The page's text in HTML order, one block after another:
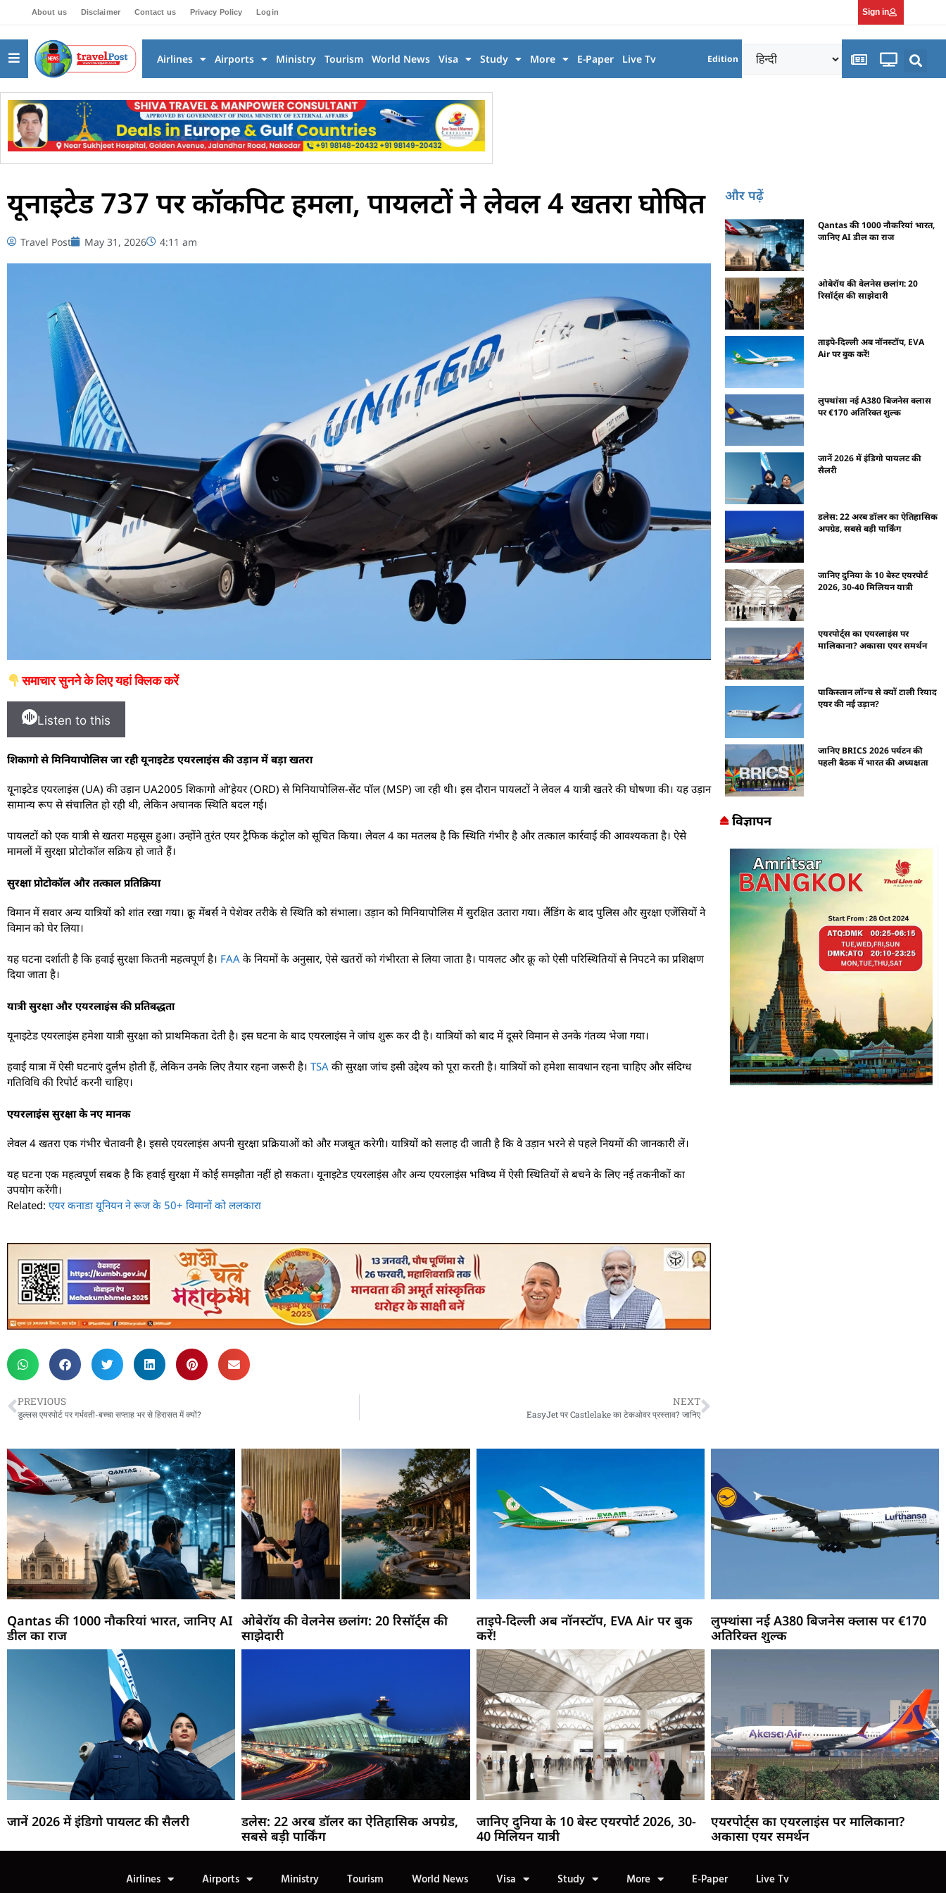
About us Disclaimer Contact us Privacy Policy Login Sign in
Airlines Airports Ministry Tourism World News Visa Study More E-Paper Live Tv Edition
यूनाइटेड 737 पर कॉकपिट हमला, पायलटों ने लेवल 4 खतरा घोषित
Travel Post May 31, 2026 4:11 am
समाचार सुनने के लिए यहां क्लिक करें
Listen to this
शिकागो से मिनियापोलिस जा रही यूनाइटेड एयरलाइंस की उड़ान में बड़ा खतरा
यूनाइटेड एयरलाइंस (UA) की उड़ान UA2005 शिकागो ओ’हेयर (ORD) से मिनियापोलिस-सेंट पॉल (MSP) जा रही थी। इस दौरान पायलटों ने लेवल 4 यात्री खतरे की घोषणा की। यह उड़ान
सामान्य रूप से संचालित हो रही थी, लेकिन अचानक स्थिति बदल गई।
पायलटों को एक यात्री से खतरा महसूस हुआ। उन्होंने तुरंत एयर ट्रैफिक कंट्रोल को सूचित किया। लेवल 4 का मतलब है कि स्थिति गंभीर है और तत्काल कार्रवाई की आवश्यकता है। ऐसे
मामलों में सुरक्षा प्रोटोकॉल सक्रिय हो जाते हैं।
सुरक्षा प्रोटोकॉल और तत्काल प्रतिक्रिया
विमान में सवार अन्य यात्रियों को शांत रखा गया। क्रू मेंबर्स ने पेशेवर तरीके से स्थिति को संभाला। उड़ान को मिनियापोलिस में सुरक्षित उतारा गया। लैंडिंग के बाद पुलिस और सुरक्षा एजेंसियों ने
विमान को घेर लिया।
यह घटना दर्शाती है कि हवाई सुरक्षा कितनी महत्वपूर्ण है। FAA के नियमों के अनुसार, ऐसे खतरों को गंभीरता से लिया जाता है। पायलट और क्रू को ऐसी परिस्थितियों से निपटने का प्रशिक्षण
दिया जाता है।
यात्री सुरक्षा और एयरलाइंस की प्रतिबद्धता
यूनाइटेड एयरलाइंस हमेशा यात्री सुरक्षा को प्राथमिकता देती है। इस घटना के बाद एयरलाइंस ने जांच शुरू कर दी है। यात्रियों को बाद में दूसरे विमान से उनके गंतव्य भेजा गया।
हवाई यात्रा में ऐसी घटनाएं दुर्लभ होती हैं, लेकिन उनके लिए तैयार रहना जरूरी है। TSA की सुरक्षा जांच इसी उद्देश्य को पूरा करती है। यात्रियों को हमेशा सावधान रहना चाहिए और संदिग्ध
गतिविधि की रिपोर्ट करनी चाहिए।
एयरलाइंस सुरक्षा के नए मानक
लेवल 4 खतरा एक गंभीर चेतावनी है। इससे एयरलाइंस अपनी सुरक्षा प्रक्रियाओं को और मजबूत करेगी। यात्रियों को सलाह दी जाती है कि वे उड़ान भरने से पहले नियमों की जानकारी लें।
यह घटना एक महत्वपूर्ण सबक है कि हवाई सुरक्षा में कोई समझौता नहीं हो सकता। यूनाइटेड एयरलाइंस और अन्य एयरलाइंस भविष्य में ऐसी स्थितियों से बचने के लिए नई तकनीकों का
उपयोग करेंगी।
Related: एयर कनाडा यूनियन ने रूज के 50+ विमानों को ललकारा
PREVIOUS
डुल्लस एयरपोर्ट पर गर्भवती-बच्चा सप्ताह भर से हिरासत में क्यों?
NEXT
EasyJet पर Castlelake का टेकओवर प्रस्ताव? जानिए
और पढ़ें
Qantas की 1000 नौकरियां भारत,
जानिए AI डील का राज
ओबेरॉय की वेलनेस छलांग: 20
रिसॉर्ट्स की साझेदारी
ताइपे-दिल्ली अब नॉनस्टॉप, EVA
Air पर बुक करें!
लुफ्थांसा नई A380 बिजनेस क्लास
पर €170 अतिरिक्त शुल्क
जानें 2026 में इंडिगो पायलट की
सैलरी
डलेस: 22 अरब डॉलर का ऐतिहासिक
अपग्रेड, सबसे बड़ी पार्किंग
जानिए दुनिया के 10 बेस्ट एयरपोर्ट
2026, 30-40 मिलियन यात्री
एयरपोर्ट्स का एयरलाइंस पर
मालिकाना? अकासा एयर समर्थन
पाकिस्तान लॉन्च से क्यों टाली रियाद
एयर की नई उड़ान?
जानिए BRICS 2026 पर्यटन की
पहली बैठक में भारत की अध्यक्षता
विज्ञापन
Qantas की 1000 नौकरियां भारत, जानिए AI
डील का राज
ओबेरॉय की वेलनेस छलांग: 20 रिसॉर्ट्स की
साझेदारी
ताइपे-दिल्ली अब नॉनस्टॉप, EVA Air पर बुक
करें!
लुफ्थांसा नई A380 बिजनेस क्लास पर €170
अतिरिक्त शुल्क
जानें 2026 में इंडिगो पायलट की सैलरी
डलेस: 22 अरब डॉलर का ऐतिहासिक अपग्रेड,
सबसे बड़ी पार्किंग
जानिए दुनिया के 10 बेस्ट एयरपोर्ट 2026, 30-
40 मिलियन यात्री
एयरपोर्ट्स का एयरलाइंस पर मालिकाना?
अकासा एयर समर्थन
Airlines Airports Ministry Tourism World News Visa Study More E-Paper Live Tv